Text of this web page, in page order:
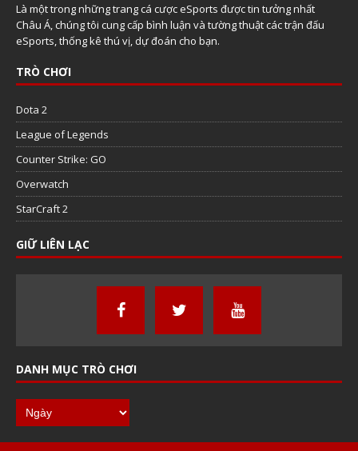
Là một trong những trang cá cược eSports được tin tưởng nhất
Châu Á, chúng tôi cung cấp bình luận và tường thuật các trận đấu
eSports, thống kê thú vị, dự đoán cho bạn.
TRÒ CHƠI
Dota 2
League of Legends
Counter Strike: GO
Overwatch
StarCraft 2
GIỮ LIÊN LẠC
DANH MỤC TRÒ CHƠI